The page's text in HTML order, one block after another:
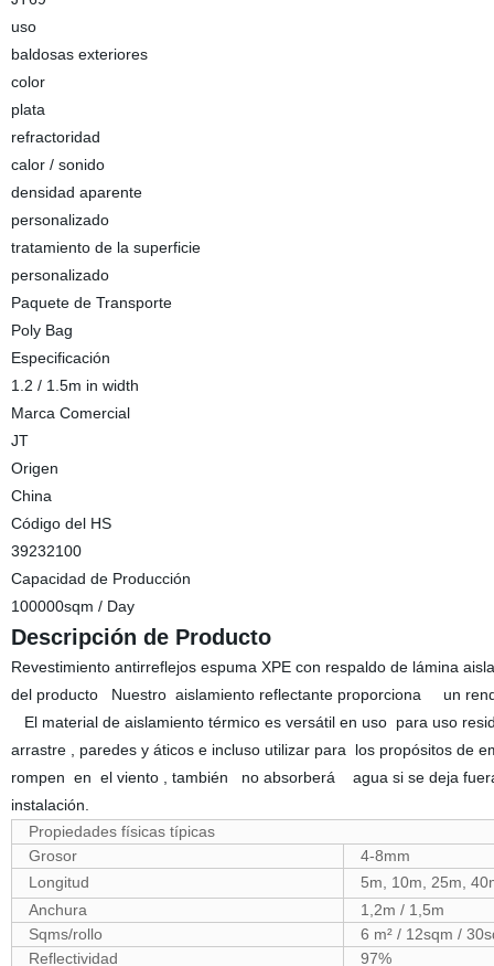
uso
baldosas exteriores
color
plata
refractoridad
calor / sonido
densidad aparente
personalizado
tratamiento de la superficie
personalizado
Paquete de Transporte
Poly Bag
Especificación
1.2 / 1.5m in width
Marca Comercial
JT
Origen
China
Código del HS
39232100
Capacidad de Producción
100000sqm / Day
Descripción de Producto
Revestimiento antirreflejos espuma XPE con respaldo de lámina
del producto Nuestro aislamiento reflectante proporciona un
El material de aislamiento térmico es versátil en uso para uso
arrastre , paredes y áticos e incluso utilizar para los propósitos
rompen en el viento , también no absorberá agua si se deja
instalación.
Propiedades físicas típicas
Grosor
4-8mm
Longitud
5m, 10m, 25m,
Anchura
1,2m / 1,5m
Sqms/rollo
6 m² / 12sqm /
Reflectividad
97%